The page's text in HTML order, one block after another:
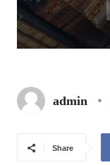
admin
Share